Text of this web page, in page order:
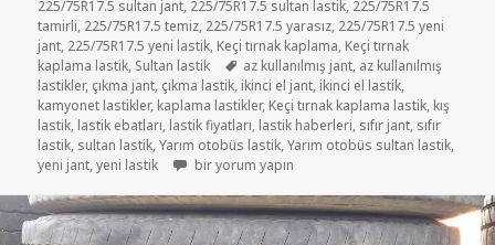
225/75R17.5 sultan jant, 225/75R17.5 sultan lastik, 225/75R17.5
tamirli, 225/75R17.5 temiz, 225/75R17.5 yarasız, 225/75R17.5 yeni
jant, 225/75R17.5 yeni lastik, Keçi tırnak kaplama, Keçi tırnak
kaplama lastik, Sultan lastik Etiketler
az kullanılmış jant, az kullanılmış
lastikler, çıkma jant, çıkma lastik, ikinci el jant, ikinci el lastik,
kamyonet lastikler, kaplama lastikler, Keçi tırnak kaplama lastik, kış
lastik, lastik ebatları, lastik fiyatları, lastik haberleri, sıfır jant, sıfır
lastik, sultan lastik,Yarım otobüs lastik,Yarım otobüs sultan lastik,
yeni jant,yeni lastik SIFIR YENİ KAPLAMA 225-75R17.5 için
bir yorum yapın